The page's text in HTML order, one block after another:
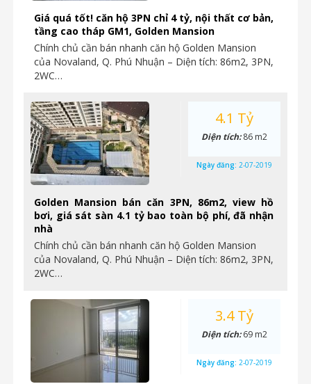
Giá quá tốt! căn hộ 3PN chỉ 4 tỷ, nội thất cơ bản,
tầng cao tháp GM1, Golden Mansion
Chính chủ cần bán nhanh căn hộ Golden Mansion
của Novaland, Q. Phú Nhuận – Diện tích: 86m2, 3PN,
2WC…
Golden Mansion bán căn 3PN, 86m2, view hồ
bơi, giá sát sàn 4.1 tỷ bao toàn bộ phí, đã nhận
nhà
Chính chủ cần bán nhanh căn hộ Golden Mansion
của Novaland, Q. Phú Nhuận – Diện tích: 86m2, 3PN,
2WC…
4.1 Tỷ
Diện tích:86 m2
Ngày đăng: 2-07-2019
3.4 Tỷ
Diện tích:69 m2
Ngày đăng: 2-07-2019